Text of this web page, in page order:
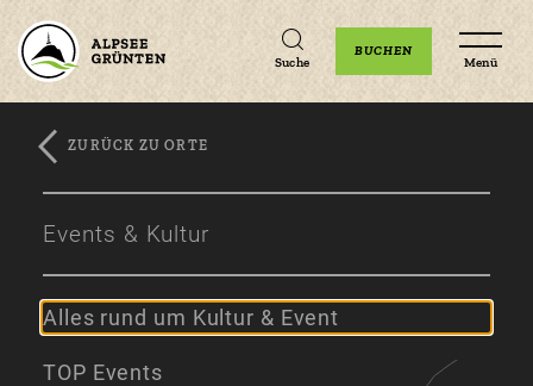
Zum
Zur
Zum
Suche
BUCHEN
Menü
ZURÜCK ZU ORTE
Events & Kultur
Alles rund um Kultur & Event
TOP Events
Unterkünfte Veranstaltungen